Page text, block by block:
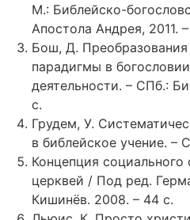
М.: Библейско-
Апостола Андрея, 2011.
Бош, Д.
парадигмы в
деятельности. – СПб.:
с.
Грудем, У.
в библейское учение. –
Концепция социального
церквей / Под ред.
Кишинёв. 2008. – 44 с.